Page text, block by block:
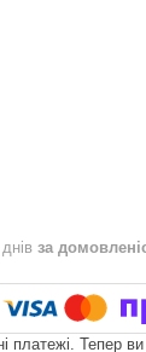
за
платежі. Тепер